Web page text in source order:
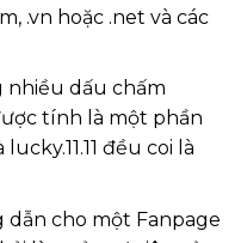
.vn hoặc .net và các
nhiều dấu chấm
tính là một phần
đều coi là
cho một Fanpage